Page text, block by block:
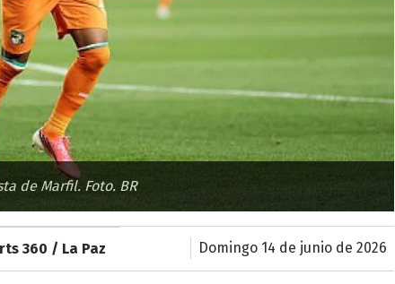
de Marfil. Foto. BR
360 / La Paz domingo 14 de junio de 2026